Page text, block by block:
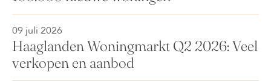
09 juli 2026
Haaglanden Woningmarkt Q2 2026: Veel
verkopen en aanbod